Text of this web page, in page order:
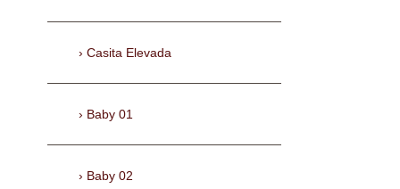
Casita Elevada
Baby 01
Baby 02